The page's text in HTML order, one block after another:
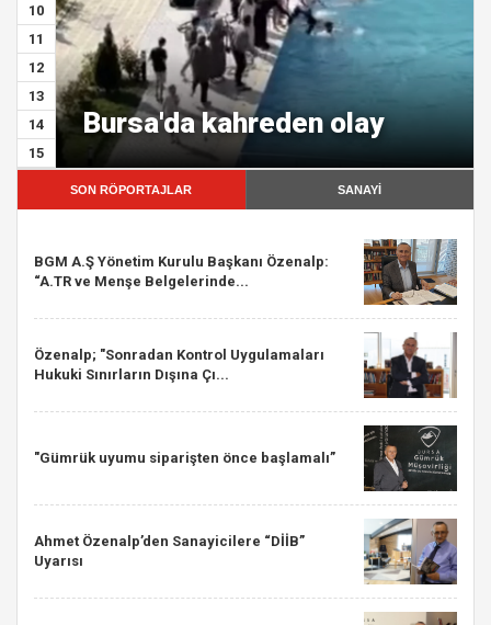
10
11
12
13
14
15
Bursa'da kahreden olay
SON RÖPORTAJLAR SANAYİ
BGM A.Ş Yönetim Kurulu Başkanı Özenalp:
“A.TR ve Menşe Belgelerinde...
Özenalp; "Sonradan Kontrol Uygulamaları
Hukuki Sınırların Dışına Çı...
"Gümrük uyumu siparişten önce başlamalı”
Ahmet Özenalp’den Sanayicilere “DİİB”
Uyarısı